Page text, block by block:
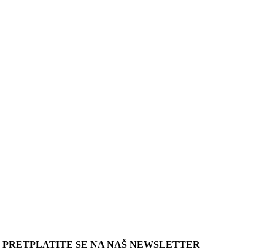
PRETPLATITE SE NA NAŠ NEWSLETTER